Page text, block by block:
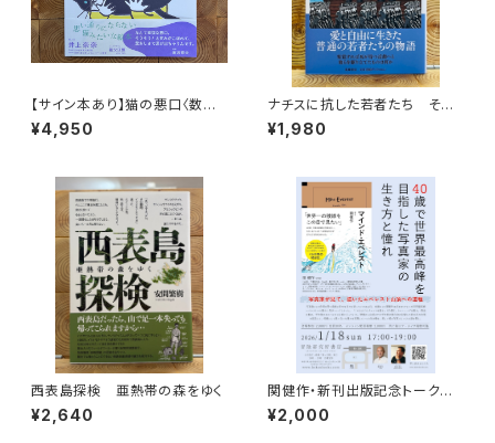
【サイン本あり】猫の悪口〈数量
限定・オリジナルトート付き〉
¥4,950
ナチスに抗した若者たち その
生き方を問う
¥1,980
西表島探検 亜熱帯の森をゆく
¥2,640
関健作・新刊出版記念トークイ
ベント録画視聴権
¥2,000